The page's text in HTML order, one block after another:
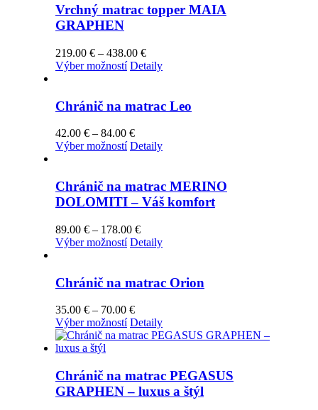
produktu.
258.00 €
viacero
variantov.
môžete
vybrať
produktu.
Vrchný matrac topper MAIA
GRAPHEN
219.00 € – 438.00 €Price
range:
438.00 €
Výber možností Tento
viacero
variantov.
Možnosti
si
môžete
stránke
produktu.
Detaily
Chránič na matrac Leo
42.00 € – 84.00 €Price
range:
84.00 €
Výber možností Tento
viacero
variantov.
Možnosti
môžete
vybrať
produktu.
Detaily
Chránič na matrac MERINO
DOLOMITI – Váš komfort
89.00 € – 178.00 €Price
range:
178.00 €
Výber možností Tento
viacero
variantov.
Možnosti
si
môžete
vybrať
produktu.
Detaily
Chránič na matrac Orion
35.00 € – 70.00 €Price
range:
35.00 €
Výber možností Tento
produkt
variantov.
Možnosti
si
Detaily
Chránič na matrac PEGASUS
GRAPHEN – luxus a štýl